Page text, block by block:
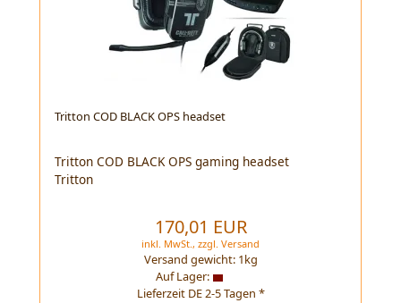
Tritton COD BLACK OPS headset
Tritton COD BLACK OPS gaming headset
Tritton
170,01 EUR
inkl. MwSt., zzgl. Versand
Versand gewicht: 1kg
Auf Lager:
Lieferzeit DE 2-5 Tagen *